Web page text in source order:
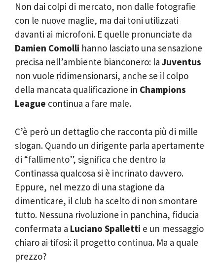
Non dai colpi di mercato, non dalle fotografie
con le nuove maglie, ma dai toni utilizzati
davanti ai microfoni. E quelle pronunciate da
Damien Comolli hanno lasciato una sensazione
precisa nell’ambiente bianconero: la Juventus
non vuole ridimensionarsi, anche se il colpo
della mancata qualificazione in Champions
League continua a fare male.
C’è però un dettaglio che racconta più di mille
slogan. Quando un dirigente parla apertamente
di “fallimento”, significa che dentro la
Continassa qualcosa si è incrinato davvero.
Eppure, nel mezzo di una stagione da
dimenticare, il club ha scelto di non smontare
tutto. Nessuna rivoluzione in panchina, fiducia
confermata a Luciano Spalletti e un messaggio
chiaro ai tifosi: il progetto continua. Ma a quale
prezzo?